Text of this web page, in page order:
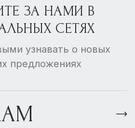
ЗА НАМИ В
СЕТЯХ
узнавать о новых
предложениях